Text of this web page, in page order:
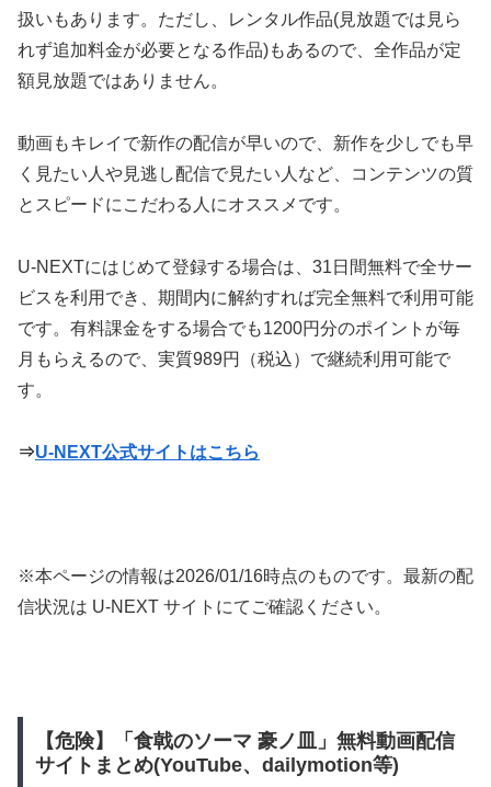
扱いもあります。ただし、レンタル作品(見放題では見ら
れず追加料金が必要となる作品)もあるので、全作品が定
額見放題ではありません。
動画もキレイで新作の配信が早いので、新作を少しでも早
く見たい人や見逃し配信で見たい人など、コンテンツの質
とスピードにこだわる人にオススメです。
U-NEXTにはじめて登録する場合は、31日間無料で全サー
ビスを利用でき、期間内に解約すれば完全無料で利用可能
です。有料課金をする場合でも1200円分のポイントが毎
月もらえるので、実質989円（税込）で継続利用可能で
す。
⇒U-NEXT公式サイトはこちら
※本ページの情報は2026/01/16時点のものです。最新の配
信状況は U-NEXT サイトにてご確認ください。
【危険】「食戟のソーマ 豪ノ皿」無料動画配信
サイトまとめ(YouTube、dailymotion等)